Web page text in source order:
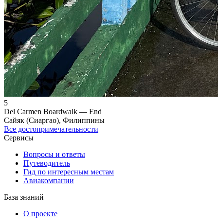
5
Del Carmen Boardwalk — End
Сайяк (Сиаргао), Филиппины
Все достопримечательности
Сервисы
Вопросы и ответы
Путеводитель
Гид по интересным местам
Авиакомпании
База знаний
О проекте